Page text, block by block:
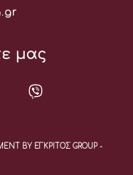
μας
BY ΕΓΚΡΙΤΟΣ GROUP -